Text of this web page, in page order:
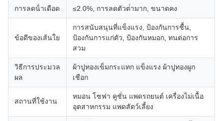
การลดน้ําเดือด ≤2.0%, การลดตัวต่ํามาก, ขนาดคง
ข้อดีของเส้นใย
การสนับสนุนที่แข็งแรง, ป้องกันการชื้น,
ป้องกันการแก่ตัว, ป้องกันหมอก, ทนต่อการ
สวม
วิธีการประมวล
ผล
ผ้าปูทองเข็มกระแทก แข็งแรง ผ้าปูทองผูก
เชือก
สถานที่ใช้งาน
หมอน โซฟา คูชั่น แพดรถยนต์ เครื่องไม่เนื้อ
อุตสาหกรรม แพดสัตว์เลี้ยง